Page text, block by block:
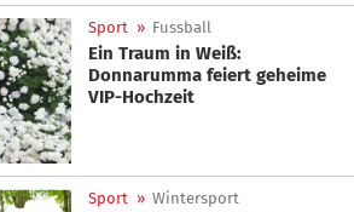
Sport » Fussball
Ein Traum in Weiß:
Donnarumma feiert geheime
VIP-Hochzeit
Sport » Wintersport